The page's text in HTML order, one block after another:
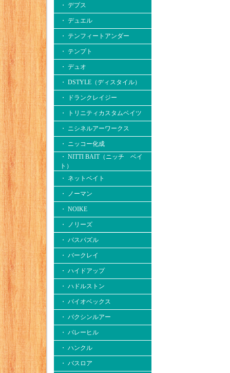
・ デプス
・ デュエル
・ テンフィートアンダー
・ テンプト
・ デュオ
・ DSTYLE（ディスタイル）
・ ドランクレイジー
・ トリニティカスタムベイツ
・ ニシネルアーワークス
・ ニッコー化成
・ NITTI BAIT（ニッチ ベイ
ト）
・ ネットベイト
・ ノーマン
・ NOIKE
・ ノリーズ
・ バスパズル
・ バークレイ
・ ハイドアップ
・ ハドルストン
・ バイオベックス
・ バクシンルアー
・ バレーヒル
・ ハンクル
・ バスロア